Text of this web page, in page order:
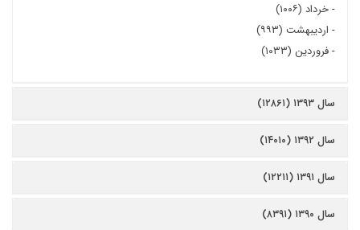
-خرداد (۱۰۰۶)
- اردیبهشت (۹۹۳)
-فروردین (۱۰۳۳)
سال ۱۳۹۳ (۱۲۸۶۱)
سال ۱۳۹۲ (۱۴۰۱۰)
سال ۱۳۹۱ (۱۲۲۱۱)
سال ۱۳۹۰ (۸۳۹۱)